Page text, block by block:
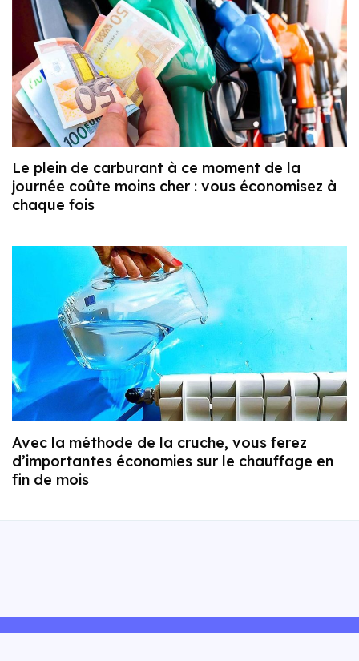
Le plein de carburant à ce moment de la
journée coûte moins cher : vous économisez à
chaque fois
Avec la méthode de la cruche, vous ferez
d’importantes économies sur le chauffage en
fin de mois